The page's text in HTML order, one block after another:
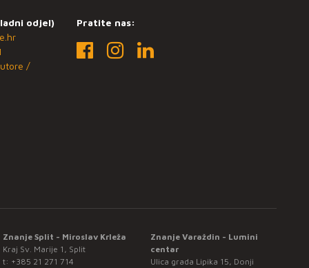
odjel)
/
Pratite nas:
Znanje Split - Miroslav Krleža
Kraj Sv. Marije 1, Split
t: +385 21 271 714
Znanje Varaždin - Lumini
centar
Ulica grada Lipika 15, Donji